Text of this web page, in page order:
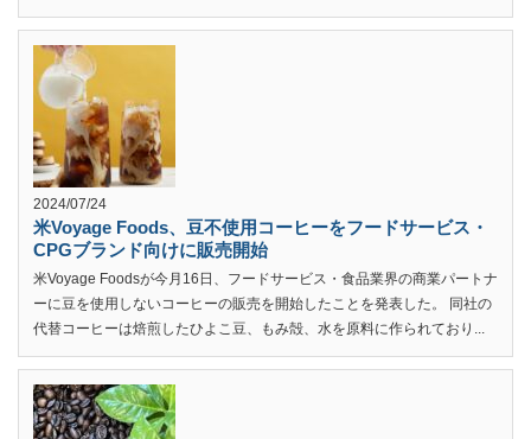
2024/07/24
米Voyage Foods、豆不使用コーヒーをフードサービス・
CPGブランド向けに販売開始
米Voyage Foodsが今月16日、フードサービス・食品業界の商業パートナ
ーに豆を使用しないコーヒーの販売を開始したことを発表した。 同社の
代替コーヒーは焙煎したひよこ豆、もみ殻、水を原料に作られており...